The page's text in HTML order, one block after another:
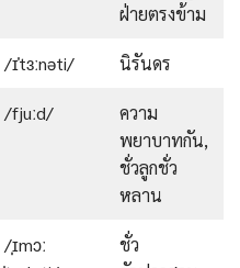
ฝ่ายตรงข้าม
/ɪˈtɜːnəti/ นิรันดร
/fjuːd/
ความ
พยาบาทกัน,
ชั่วลูกชั่ว
หลาน
/ˌɪmɔː
ชั่ว